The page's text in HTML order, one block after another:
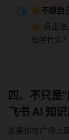
🧊 👇 不想自
👉 点击进
在学什么
四、不只是
飞书 AI 知
如果你在广场上